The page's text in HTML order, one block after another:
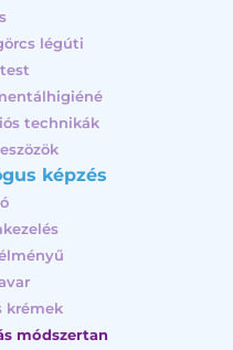
légúti
technikák
képzés
krémek
módszertan